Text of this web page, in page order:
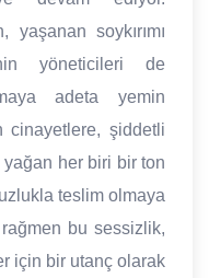
yaşanan soykırımı
yöneticileri de
adeta yemin
cinayetlere, şiddetli
yağan her biri bir ton
teslim olmaya
bu sessizlik,
için bir utanç olarak